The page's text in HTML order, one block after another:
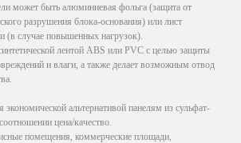
может быть алюминиевая фольга (защита от
разрушения блока-основания) или лист
(в случае повышенных нагрузок).
лентой ABS или PVC с целью защиты
и влаги, а также делает возможным отвод
альтернативой панелям из сульфат-
цена/качество.
помещения, коммерческие площади,